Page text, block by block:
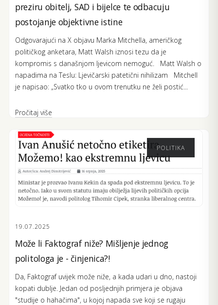
preziru obitelj, SAD i bijelce te odbacuju
postojanje objektivne istine
Odgovarajući na X objavu Marka Mitchella, američkog
političkog anketara, Matt Walsh iznosi tezu da je
kompromis s današnjom ljevicom nemoguć. Matt Walsh o
napadima na Teslu: Ljevičarski patetični nihilizam Mitchell
je napisao: „Svatko tko u ovom trenutku ne želi postić...
Pročitaj više
POLITIKA
19.07.2025
Može li Faktograf niže? Mišljenje jednog
politologa je - činjenica?!
Da, Faktograf uvijek može niže, a kada udari u dno, nastoji
kopati dublje. Jedan od posljednjih primjera je objava
"studije o hahačima", u kojoj napada sve koji se rugaju